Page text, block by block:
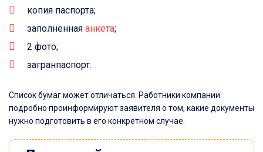
копия паспорта;
заполненная анкета;
2 фото;
загранпаспорт.
Список бумаг может отличаться. Работники компании
подробно проинформируют заявителя о том, какие документы
нужно подготовить в его конкретном случае.